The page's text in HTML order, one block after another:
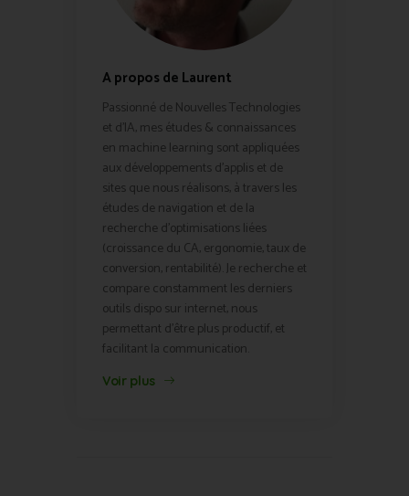
A propos de Laurent
Passionné de Nouvelles Technologies
et d'IA, mes études & connaissances
en machine learning sont appliquées
aux développements d'applis et de
sites que nous réalisons, à travers les
études de navigation et de la
recherche d'optimisations liées
(croissance du CA, ergonomie, taux de
conversion, rentabilité). Je recherche et
compare constamment les derniers
outils dispo sur internet, nous
permettant d'être plus productif, et
facilitant la communication.
Voir plus